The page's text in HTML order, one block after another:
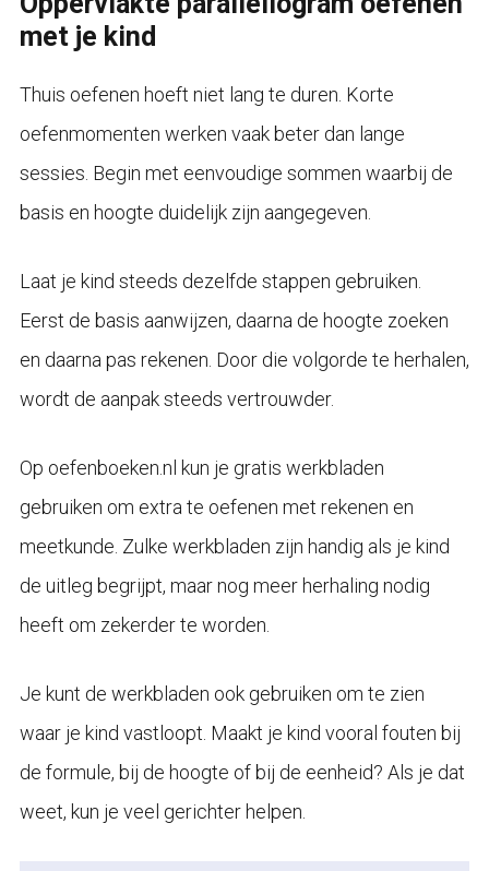
met je kind
Thuis oefenen hoeft niet lang te duren. Korte
oefenmomenten werken vaak beter dan lange
sessies. Begin met eenvoudige sommen waarbij de
basis en hoogte duidelijk zijn aangegeven.
Laat je kind steeds dezelfde stappen gebruiken.
Eerst de basis aanwijzen, daarna de hoogte zoeken
en daarna pas rekenen. Door die volgorde te herhalen,
wordt de aanpak steeds vertrouwder.
Op oefenboeken.nl kun je gratis werkbladen
gebruiken om extra te oefenen met rekenen en
meetkunde. Zulke werkbladen zijn handig als je kind
de uitleg begrijpt, maar nog meer herhaling nodig
heeft om zekerder te worden.
Je kunt de werkbladen ook gebruiken om te zien
waar je kind vastloopt. Maakt je kind vooral fouten bij
de formule, bij de hoogte of bij de eenheid? Als je dat
weet, kun je veel gerichter helpen.